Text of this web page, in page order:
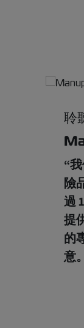
聆
“
險
過
提
的
意